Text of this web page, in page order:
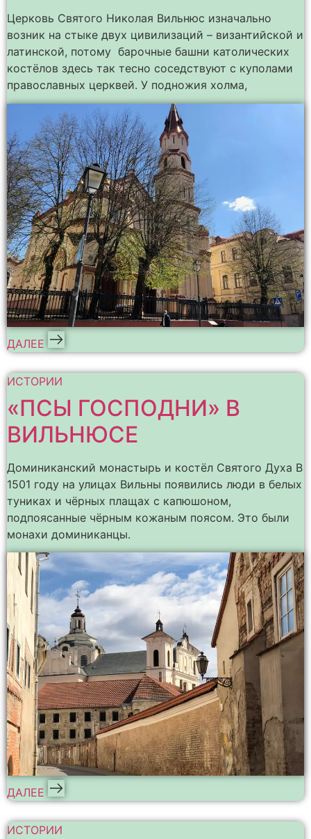
Церковь Святого Николая Вильнюс изначально
возник на стыке двух цивилизаций – византийской и
латинской, потому барочные башни католических
костёлов здесь так тесно соседствуют с куполами
православных церквей. У подножия холма,
ДАЛЕЕ
ИСТОРИИ
«ПСЫ ГОСПОДНИ» В
ВИЛЬНЮСЕ
Доминиканский монастырь и костёл Святого Духа В
1501 году на улицах Вильны появились люди в белых
туниках и чёрных плащах с капюшоном,
подпоясанные чёрным кожаным поясом. Это были
монахи доминиканцы.
ДАЛЕЕ
ИСТОРИИ